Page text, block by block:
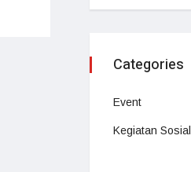
Categories
Event
Kegiatan Sosial